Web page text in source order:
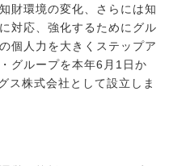
財環境の変化、さらには知
対応、強化するためにグル
個人力を大きくステップア
グループを本年6月1日か
ス株式会社として設立しま